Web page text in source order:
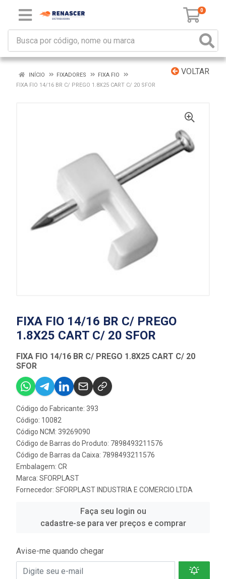
0
VOLTAR
INÍCIO FIXADORES
FIXA FIO
FIXA FIO 14/16 BR C/ PREGO 1.8X25 CART C/ 20 SFOR
FIXA FIO 14/16 BR C/ PREGO
1.8X25 CART C/ 20 SFOR
FIXA FIO 14/16 BR C/ PREGO 1.8X25 CART C/ 20
SFOR
Código do Fabricante: 393
Código: 10082
Código NCM: 39269090
Código de Barras do Produto: 7898493211576
Código de Barras da Caixa: 7898493211576
Embalagem: CR
Marca: SFORPLAST
Fornecedor: SFORPLAST INDUSTRIA E COMERCIO LTDA
Faça seu login ou
cadastre-se para ver preços e comprar
Avise-me quando chegar